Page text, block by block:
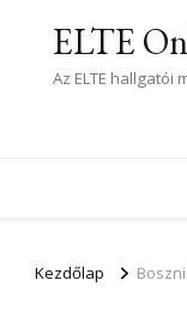
ELTE
Az ELTE hallgatói
Kezdőlap